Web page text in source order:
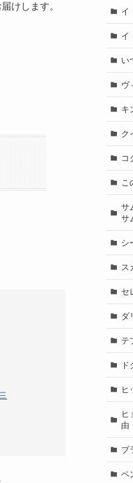
けします。 イ
イ
い
ヴ
キ
ク
コ
こ
サ
サ
シ
ス
セ
ダ
テ
ヒ
ヒ
由
ブ
ペ